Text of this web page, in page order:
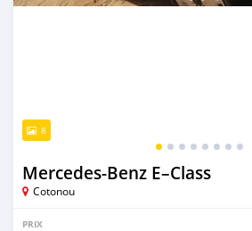
8
Mercedes-Benz E–Class
Cotonou
PRIX